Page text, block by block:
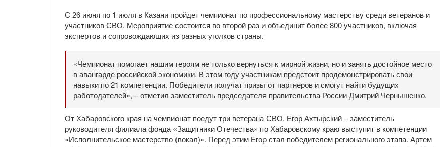
С 26 июня по 1 июля в Казани пройдет чемпионат по профессиональному мастерству среди ветеранов и
участников СВО. Мероприятие состоится во второй раз и объединит более 800 участников, включая
экспертов и сопровождающих из разных уголков страны.
«Чемпионат помогает нашим героям не только вернуться к мирной жизни, но и занять достойное место
в авангарде российской экономики. В этом году участникам предстоит продемонстрировать свои
навыки по 21 компетенции. Победители получат призы от партнеров и смогут найти будущих
работодателей», – отметил заместитель председателя правительства России Дмитрий Чернышенко.
От Хабаровского края на чемпионат поедут три ветерана СВО. Егор Ахтырский – заместитель
руководителя филиала фонда «Защитники Отечества» по Хабаровскому краю выступит в компетенции
«Исполнительское мастерство (вокал)». Перед этим Егор стал победителем регионального этапа. Артем